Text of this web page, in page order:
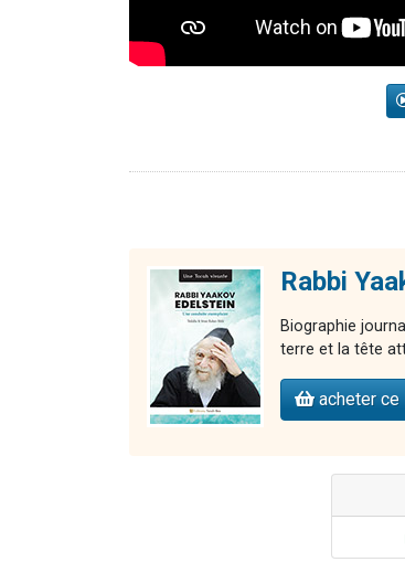
Rabbi
Biographie
terre et la tête
acheter ce